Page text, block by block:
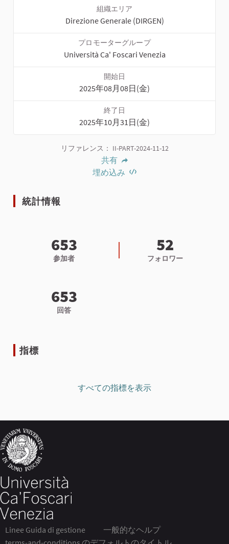
組織エリア
Direzione Generale (DIRGEN)
プロモーターグループ
Università Ca' Foscari Venezia
開始日
2025年08月08日(金)
終了日
2025年10月31日(金)
リファレンス： II-PART-2024-11-12
共有
埋め込み
統計情報
653
参加者
52
フォロワー
653
回答
指標
すべての指標を表示
Linee Guida di gestione
一般的なヘルプ